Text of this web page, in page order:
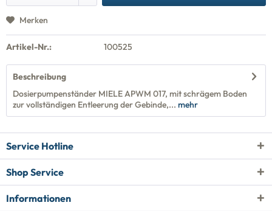
Merken
Artikel-Nr.: 100525
Beschreibung
Dosierpumpenständer MIELE APWM 017, mit schrägem Boden
zur vollständigen Entleerung der Gebinde,... mehr
Service Hotline
Shop Service
Informationen